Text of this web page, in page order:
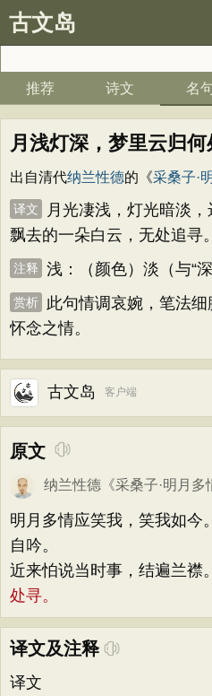
古文岛
推荐 诗文 名
月浅灯深，梦里云归何
出自清代纳兰性德的《采桑子·
译文
月光凄浅，灯光暗淡
飘去的一朵白云，无处追寻。
注释 浅：（颜色）淡（与“深
赏析
此句情调哀婉，笔法
怀念之情。
古文岛 客户端
原文
纳兰性德 《采桑子·明月多
明月多情应笑我，笑我如今
自吟。
近来怕说当时事，结遍兰襟。
处寻。
译文及注释
译文